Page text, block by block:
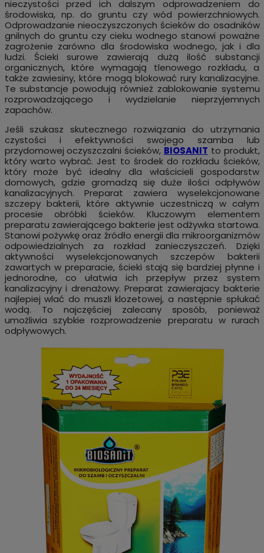
nieczystości przed ich dalszym odprowadzeniem do
środowiska, np. do gruntu czy wód powierzchniowych.
Odprowadzanie nieoczyszczonych ścieków do osadników
gnilnych do gruntu czy cieku wodnego stanowi poważne
zagrożenie zarówno dla środowiska wodnego, jak i dla
ludzi. Ścieki surowe zawierają dużą ilość substancji
organicznych, które wymagają tlenowego rozkładu, a
także zawiesiny, które mogą blokować rury kanalizacyjne.
Te substancje powodują również zablokowanie systemu
rozprowadzającego i wydzielanie nieprzyjemnych
zapachów.
Jeśli szukasz skutecznego rozwiązania do utrzymania
czystości i efektywności swojego szamba lub
przydomowej oczyszczalni ścieków, BIOSANIT to produkt,
który warto wybrać. Jest to środek do rozkładu ścieków,
który może być idealny dla właścicieli gospodarstw
domowych, gdzie gromadzą się duże ilości odpływów
kanalizacyjnych. Preparat zawiera wyselekcjonowane
szczepy bakterii, które aktywnie uczestniczą w całym
procesie obróbki ścieków. Kluczowym elementem
preparatu zawierającego bakterie jest odżywka startowa.
Stanowi pożywkę oraz źródło energii dla mikroorganizmów
odpowiedzialnych za rozkład zanieczyszczeń. Dzięki
aktywności wyselekcjonowanych szczepów bakterii
zawartych w preparacie, ścieki stają się bardziej płynne i
jednorodne, co ułatwia ich przepływ przez system
kanalizacyjny i drenażowy. Preparat zawierajacy bakterie
najlepiej wlać do muszli klozetowej, a następnie spłukać
wodą. To najczęściej zalecany sposób, ponieważ
umożliwia szybkie rozprowadzenie preparatu w rurach
odpływowych.